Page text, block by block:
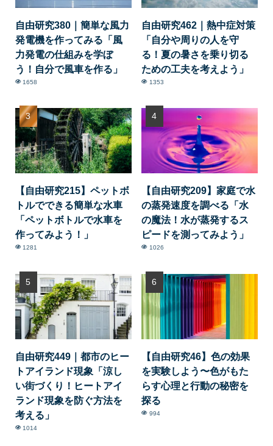
自由研究380｜簡単な風力
発電機を作ってみる「風
力発電の仕組みを学ぼ
う！自分で風車を作る」
1658
自由研究462｜熱中症対策
「自分や周りの人を守
る！夏の暑さを乗り切る
ための工夫を考えよう」
1353
【自由研究215】ペットボ
トルでできる簡単な水車
「ペットボトルで水車を
作ってみよう！」
1281
【自由研究209】家庭で水
の蒸発速度を調べる「水
の魔法！水が蒸発するス
ピードを測ってみよう」
1026
自由研究449｜都市のヒー
トアイランド現象「涼し
い街づくり！ヒートアイ
ランド現象を防ぐ方法を
考える」
1014
【自由研究46】色の効果
を実験しよう〜色がもた
らす心理と行動の秘密を
探る
994